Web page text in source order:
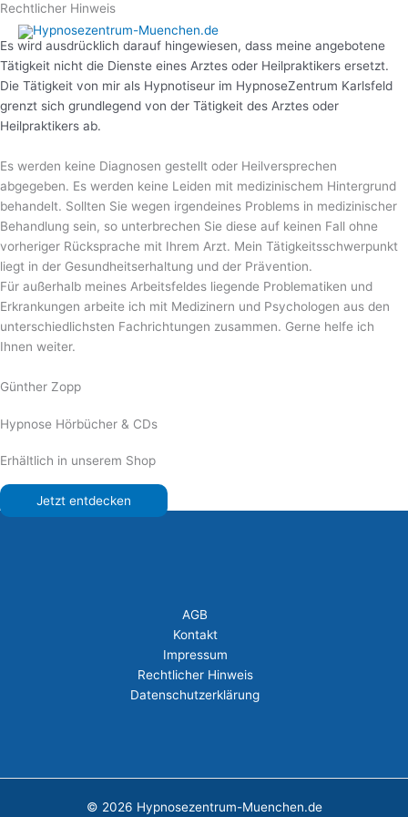
Zum
Inhalt
springen
Rechtlicher Hinweis
Es wird ausdrücklich darauf hingewiesen, dass meine angebotene
Tätigkeit nicht die Dienste eines Arztes oder Heilpraktikers ersetzt.
Die Tätigkeit von mir als Hypnotiseur im HypnoseZentrum Karlsfeld
grenzt sich grundlegend von der Tätigkeit des Arztes oder
Heilpraktikers ab.
Es werden keine Diagnosen gestellt oder Heilversprechen
abgegeben. Es werden keine Leiden mit medizinischem Hintergrund
behandelt. Sollten Sie wegen irgendeines Problems in medizinischer
Behandlung sein, so unterbrechen Sie diese auf keinen Fall ohne
vorheriger Rücksprache mit Ihrem Arzt. Mein Tätigkeitsschwerpunkt
liegt in der Gesundheitserhaltung und der Prävention.
Für außerhalb meines Arbeitsfeldes liegende Problematiken und
Erkrankungen arbeite ich mit Medizinern und Psychologen aus den
unterschiedlichsten Fachrichtungen zusammen. Gerne helfe ich
Ihnen weiter.
Günther Zopp
Hypnose Hörbücher & CDs
Erhältlich in unserem Shop
Jetzt entdecken
AGB
Kontakt
Impressum
Rechtlicher Hinweis
Datenschutzerklärung
© 2026 Hypnosezentrum-Muenchen.de